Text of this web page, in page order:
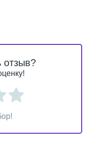
отзыв?